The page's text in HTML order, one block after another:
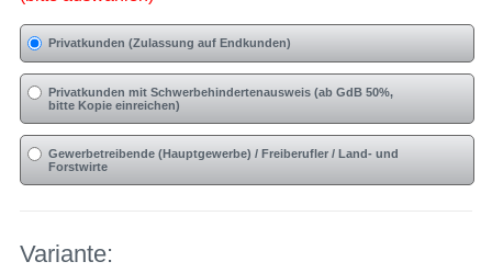
Privatkunden (Zulassung auf Endkunden)
Privatkunden mit Schwerbehindertenausweis (ab GdB 50%,
bitte Kopie einreichen)
Gewerbetreibende (Hauptgewerbe) / Freiberufler / Land- und
Forstwirte
Variante: